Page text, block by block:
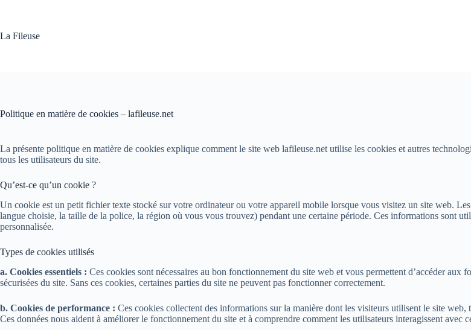
La Fileuse
Politique en matière de cookies – lafileuse.net
La présente politique en matière de cookies explique comment le site web lafileuse.net utilise les cookies et autres
tous les utilisateurs du site.
Qu’est-ce qu’un cookie ?
Un cookie est un petit fichier texte stocké sur votre ordinateur ou votre appareil mobile lorsque vous visitez un site web.
langue choisie, la taille de la police, la région où vous vous trouvez) pendant une certaine période. Ces informations sont
personnalisée.
Types de cookies utilisés
a. Cookies essentiels : Ces cookies sont nécessaires au bon fonctionnement du site web et vous permettent d’accéder aux
sécurisées du site. Sans ces cookies, certaines parties du site ne peuvent pas fonctionner correctement.
b. Cookies de performance : Ces cookies collectent des informations sur la manière dont les visiteurs utilisent le site web,
Ces données nous aident à améliorer le fonctionnement du site et à comprendre comment les utilisateurs interagissent avec